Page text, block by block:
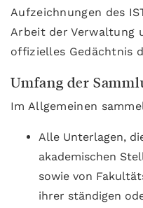
Aufzeichnungen des
Arbeit der Verwaltung
offizielles Gedächtnis
Umfang der
Im Allgemeinen
Alle Unterlagen,
akademischen
sowie von
ihrer ständigen